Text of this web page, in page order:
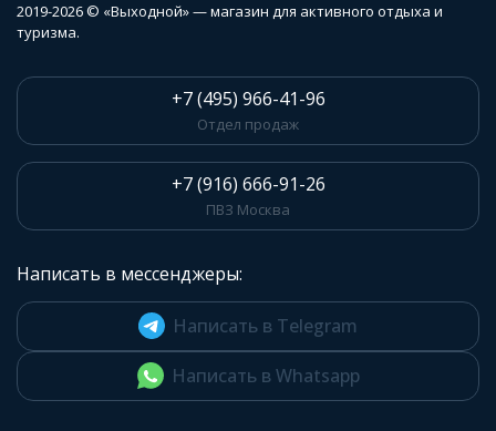
2019-2026 © «Выходной» — магазин для активного отдыха и
туризма.
+7 (495) 966-41-96
Отдел продаж
+7 (916) 666-91-26
ПВЗ Москва
Написать в мессенджеры:
Написать в Telegram
Написать в Whatsapp